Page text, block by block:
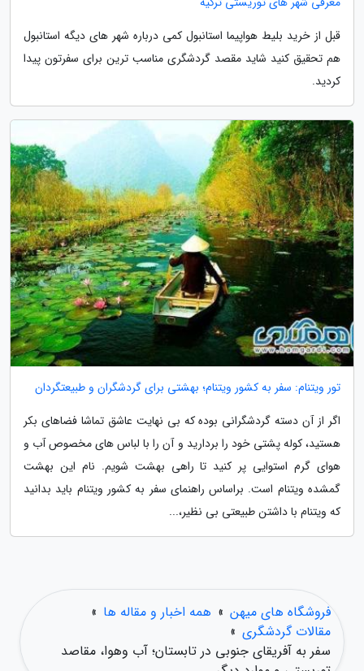
قبل از خرید بلیط هواپیما استانبول کمی درباره شهر های دیگه استانبول
هم تحقیق کنید شاید مقصد گردشگری مناسب ترین برای سفرتون پیدا
کردید.
تور ویتنام: سفر به کشور ویتنام؛ بهشتی برای گردشگران و طبیعتگردان
اگر از آن دسته گردشگرانی بوده که بی نهایت عاشق تماشا فضاهای بکر
هستید، کوله پشتی خود را بردارید و آن را با لباس های مخصوص آب و
هوای گرم استوایی پر کنید تا راهی بهشت شویم. نام این بهشت
گمشده ویتنام است. براساس راهنمای سفر به کشور ویتنام باید بدانید
که ویتنام با داشتن طبیعتی بی نظیر،...
فروشگاه های میهن » همه اخبار و مقاله ها »
مقالات گردشگری »
سفر به آفریقای جنوبی در تابستان؛ آب وهوا، مقاصد